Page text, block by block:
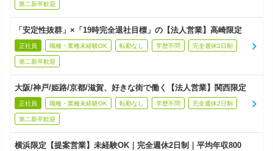
第二新卒歓迎
「安定性抜群」×「19時完全退社目標」の【法人営業】高崎限定
正社員 職種・業種未経験OK 転勤なし 学歴不問 完全週休2日制
第二新卒歓迎
大阪/神戸/姫路/京都/滋賀、好きな街で働く【法人営業】関西限定
正社員 職種・業種未経験OK 転勤なし 学歴不問 完全週休2日制
第二新卒歓迎
横浜限定【提案営業】未経験OK｜完全週休2日制｜平均年収800